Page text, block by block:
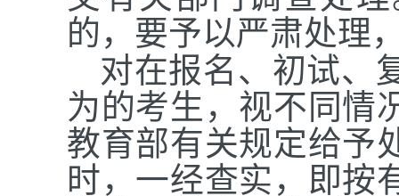
的，要予以严肃处理
对在报名、初试、
为的考生，视不同情
教育部有关规定给予
时，一经查实，即按